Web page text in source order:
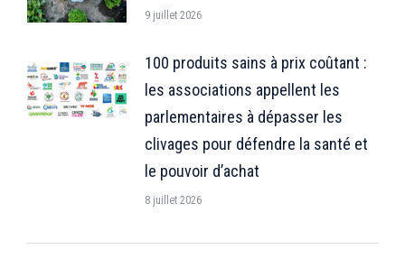
9 juillet 2026
100 produits sains à prix coûtant :
les associations appellent les
parlementaires à dépasser les
clivages pour défendre la santé et
le pouvoir d’achat
8 juillet 2026